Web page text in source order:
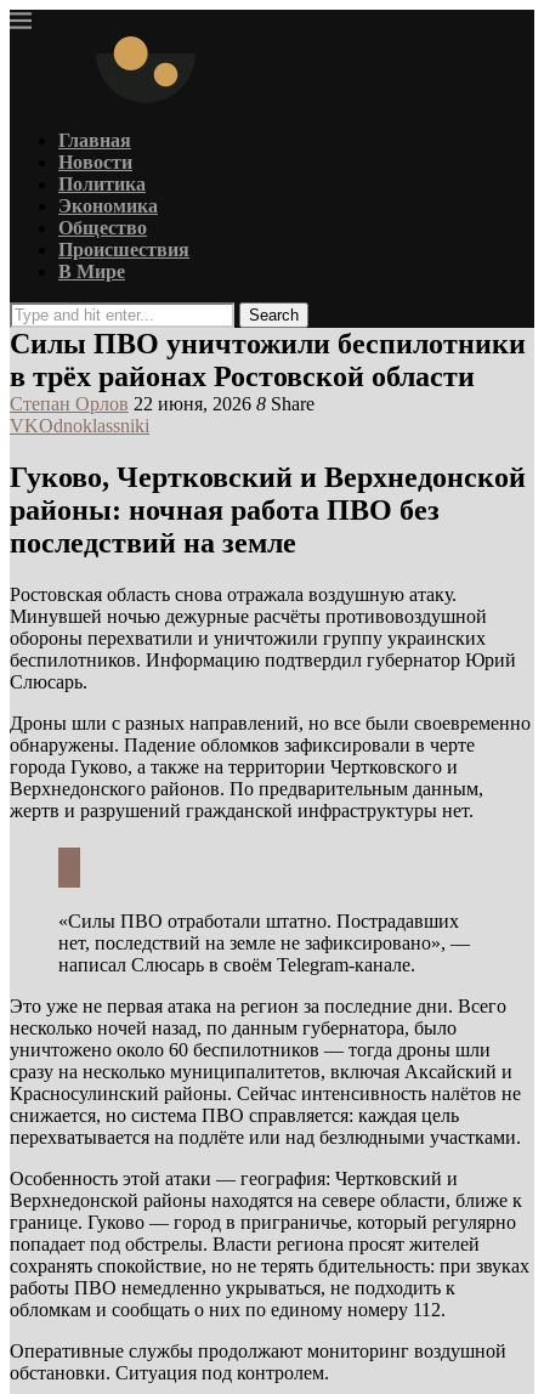
Главная
Новости
Политика
Экономика
Общество
Происшествия
В Мире
Search
Силы ПВО уничтожили беспилотники
в трёх районах Ростовской области
Степан Орлов 22 июня, 2026 8 Share
VKOdnoklassniki
Гуково, Чертковский и Верхнедонской
районы: ночная работа ПВО без
последствий на земле
Ростовская область снова отражала воздушную атаку.
Минувшей ночью дежурные расчёты противовоздушной
обороны перехватили и уничтожили группу украинских
беспилотников. Информацию подтвердил губернатор Юрий
Слюсарь.
Дроны шли с разных направлений, но все были своевременно
обнаружены. Падение обломков зафиксировали в черте
города Гуково, а также на территории Чертковского и
Верхнедонского районов. По предварительным данным,
жертв и разрушений гражданской инфраструктуры нет.
«Силы ПВО отработали штатно. Пострадавших
нет, последствий на земле не зафиксировано», —
написал Слюсарь в своём Telegram-канале.
Это уже не первая атака на регион за последние дни. Всего
несколько ночей назад, по данным губернатора, было
уничтожено около 60 беспилотников — тогда дроны шли
сразу на несколько муниципалитетов, включая Аксайский и
Красносулинский районы. Сейчас интенсивность налётов не
снижается, но система ПВО справляется: каждая цель
перехватывается на подлёте или над безлюдными участками.
Особенность этой атаки — география: Чертковский и
Верхнедонской районы находятся на севере области, ближе к
границе. Гуково — город в приграничье, который регулярно
попадает под обстрелы. Власти региона просят жителей
сохранять спокойствие, но не терять бдительность: при звуках
работы ПВО немедленно укрываться, не подходить к
обломкам и сообщать о них по единому номеру 112.
Оперативные службы продолжают мониторинг воздушной
обстановки. Ситуация под контролем.